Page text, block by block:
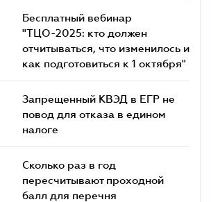
Бесплатный вебинар
"ТЦО-2025: кто должен
отчитываться, что изменилось и
как подготовиться к 1 октября"
Запрещенный КВЭД в ЕГР не
повод для отказа в едином
налоге
Сколько раз в год
пересчитывают проходной
балл для перечня